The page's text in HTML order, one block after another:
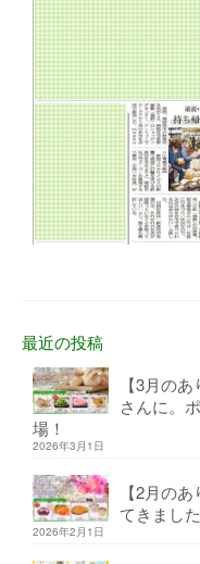
最近の投稿
【3月の
さんに。
場！
2026年3月1日
【2月の
てきまし
2026年2月1日